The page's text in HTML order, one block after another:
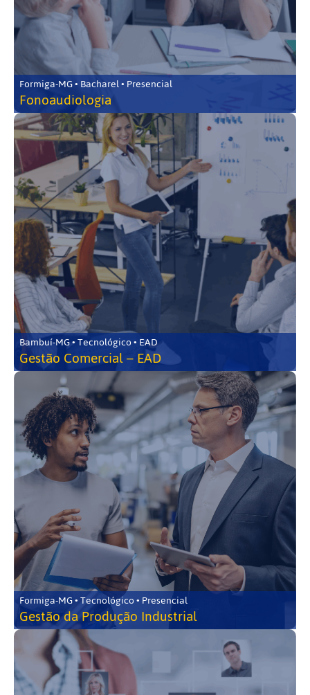
Formiga-MG • Bacharel • Presencial
Fonoaudiologia
Bambuí-MG • Tecnológico • EAD
Gestão Comercial – EAD
Formiga-MG • Tecnológico • Presencial
Gestão da Produção Industrial